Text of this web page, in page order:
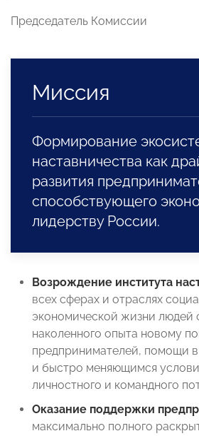
Председатель Комиссии
Миссия
Формирование
наставничества как
развития
способствующего
лидерству России.
Возрождение института
всех сферах и отраслях
экономической жизни людей
наколенного опыта новому
предпринимателей, помощи
и быстро меняющимся
личностного и командного
Оказание поддержки
максимально полного